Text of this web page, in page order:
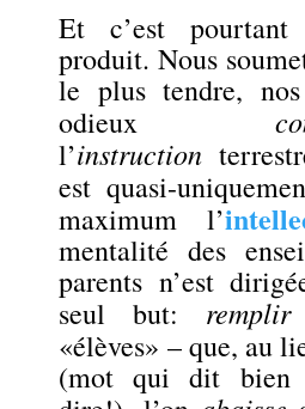
Et c’est
produit. Nous
le plus tendre, nos
odieux
l’instruction
est quasi-
maximum l’
mentalité des
parents n’est
seul but:
«élèves» – que, au
(mot qui dit bien